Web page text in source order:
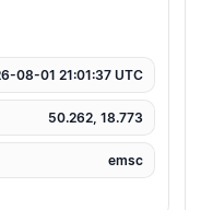
08-01 21:01:37 UTC
50.262, 18.773
emsc